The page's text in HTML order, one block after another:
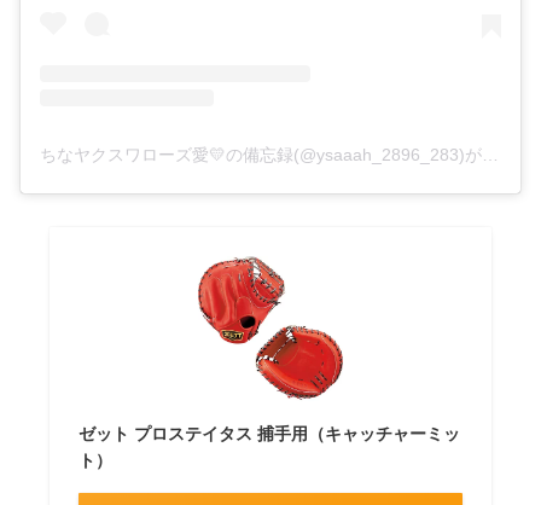
ちなヤクスワローズ愛💛の備忘録(@ysaaah_2896_283)がシェアした投稿
ゼット プロステイタス 捕手用（キャッチャーミッ
ト）